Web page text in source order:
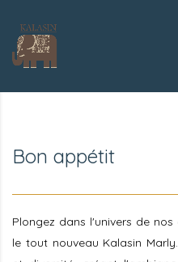
Bon appétit
Plongez dans l'univers de
le tout nouveau Kalasin